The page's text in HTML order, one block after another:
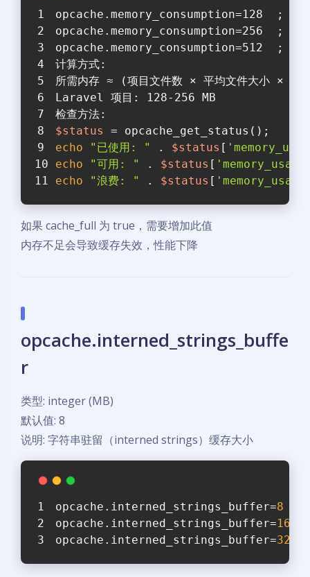
opcache.memory_consumption=128  ;
opcache.memory_consumption=256  ;
opcache.memory_consumption=512  ;
计算方式:
所需内存 ≈ (项目文件数 × 平均文件大小
Laravel 项目: 128-256 MB
检查方法:
$status
= opcache_get_status();
echo
"已使用: " . $status [
echo
"可用: " . $status [
echo
"浪费: " . $status [
如果 cache_full 为 true，需要增加此值
内存不足会导致缓存失效，性能下降
opcache.interned_strings_buffe
r
类型: integer (MB)
默认值: 8
说明: 字符串驻留（interned strings）缓存大小
opcache.interned_strings_buffer=8
opcache.interned_strings_buffer=16
opcache.interned_strings_buffer=32